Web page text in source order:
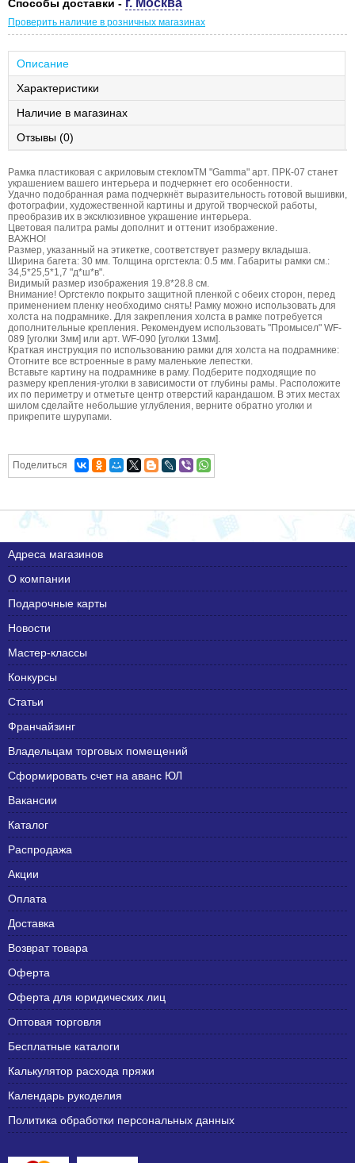
Способы доставки - г. Москва
Проверить наличие в розничных магазинах
Описание
Характеристики
Наличие в магазинах
Отзывы (0)
Рамка пластиковая с акриловым стекломТМ "Gamma" арт. ПРК-07 станет
украшением вашего интерьера и подчеркнет его особенности.
Удачно подобранная рама подчеркнёт выразительность готовой вышивки,
фотографии, художественной картины и другой творческой работы,
преобразив их в эксклюзивное украшение интерьера.
Цветовая палитра рамы дополнит и оттенит изображение.
ВАЖНО!
Размер, указанный на этикетке, соответствует размеру вкладыша.
Ширина багета: 30 мм. Толщина оргстекла: 0.5 мм. Габариты рамки см.:
34,5*25,5*1,7 "д*ш*в".
Видимый размер изображения 19.8*28.8 см.
Внимание! Оргстекло покрыто защитной пленкой с обеих сторон, перед
применением пленку необходимо снять! Рамку можно использовать для
холста на подрамнике. Для закрепления холста в рамке потребуется
дополнительные крепления. Рекомендуем использовать "Промысел" WF-
089 [уголки 3мм] или арт. WF-090 [уголки 13мм].
Краткая инструкция по использованию рамки для холста на подрамнике:
Отогните все встроенные в раму маленькие лепестки.
Вставьте картину на подрамнике в раму. Подберите подходящие по
размеру крепления-уголки в зависимости от глубины рамы. Расположите
их по периметру и отметьте центр отверстий карандашом. В этих местах
шилом сделайте небольшие углубления, верните обратно уголки и
прикрепите шурупами.
Поделиться
Адреса магазинов
О компании
Подарочные карты
Новости
Мастер-классы
Конкурсы
Статьи
Франчайзинг
Владельцам торговых помещений
Сформировать счет на аванс ЮЛ
Вакансии
Каталог
Распродажа
Акции
Оплата
Доставка
Возврат товара
Оферта
Оферта для юридических лиц
Оптовая торговля
Бесплатные каталоги
Калькулятор расхода пряжи
Календарь рукоделия
Политика обработки персональных данных